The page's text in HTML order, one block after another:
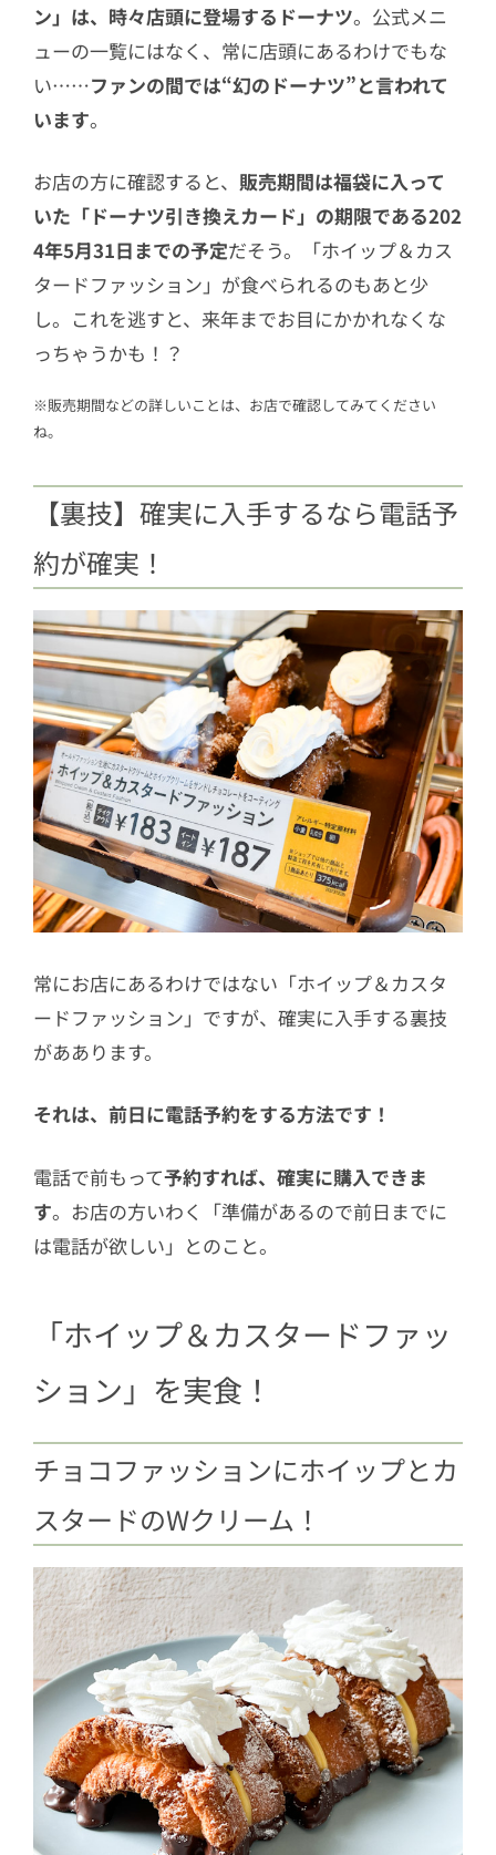
ン」は、時々店頭に登場するドーナツ。公式メニ
ューの一覧にはなく、常に店頭にあるわけでもな
い……ファンの間では“幻のドーナツ”と言われて
います。
お店の方に確認すると、 販売期間は福袋に入って
いた「ドーナツ引き換えカード」の期限である202
4年5月31日までの予定だそう。「ホイップ＆カス
タードファッション」が食べられるのもあと少
し。これを逃すと、来年までお目にかかれなくな
っちゃうかも！？
※販売期間などの詳しいことは、お店で確認してみてください
ね。
【裏技】確実に入手するなら電話予
約が確実！
常にお店にあるわけではない「ホイップ＆カスタ
ードファッション」ですが、確実に入手する裏技
がああります。
それは、前日に電話予約をする方法です！
電話で前もって予約すれば、確実に購入できま
す。お店の方いわく「準備があるので前日までに
は電話が欲しい」とのこと。
「ホイップ＆カスタードファッ
ション」を実食！
チョコファッションにホイップとカ
スタードのWクリーム！